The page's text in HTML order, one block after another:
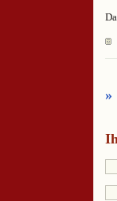
»